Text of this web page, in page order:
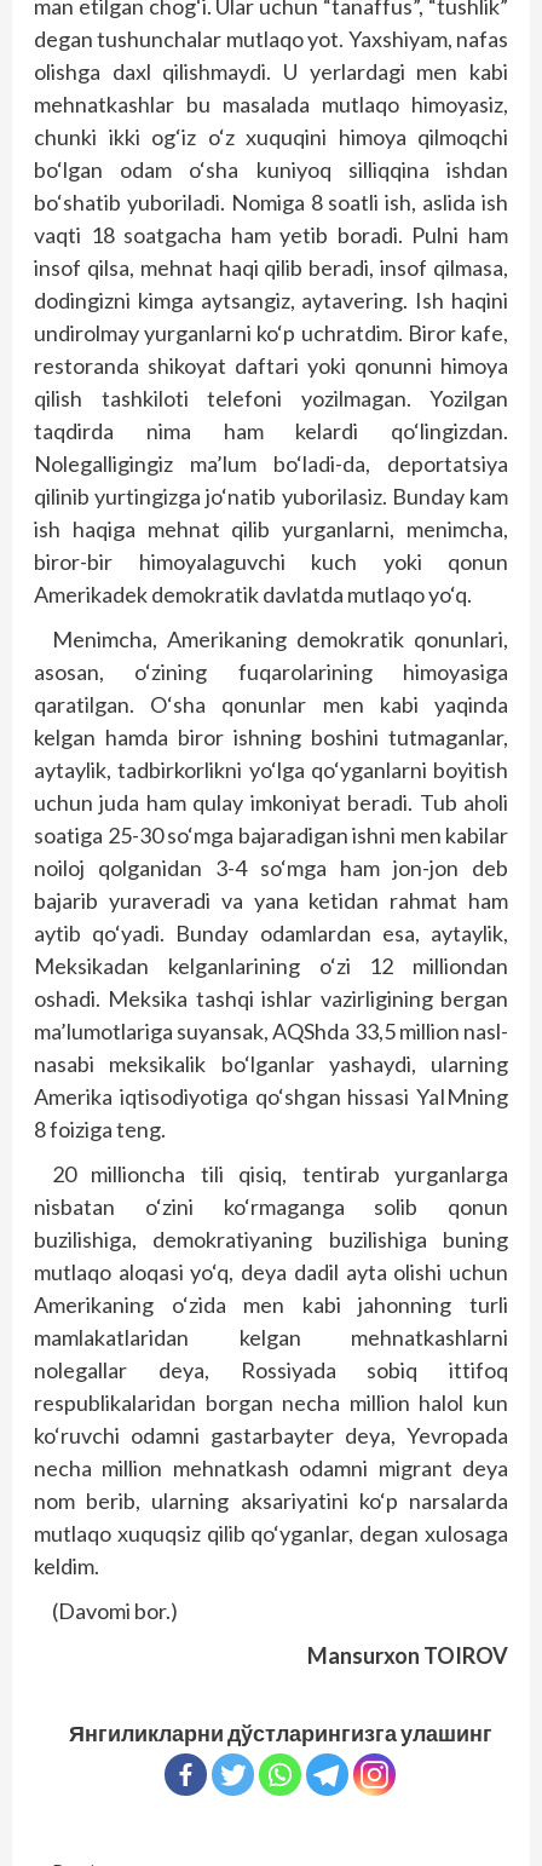
man etilgan chog‘i. Ular uchun “tanaffus”, “tushlik”
degan tushunchalar mutlaqo yot. Yaxshiyam, nafas
olishga daxl qilishmaydi. U yerlardagi men kabi
mehnatkashlar bu masalada mutlaqo himoyasiz,
chunki ikki og‘iz o‘z xuquqini himoya qilmoqchi
bo‘lgan odam o‘sha kuniyoq silliqqina ishdan
bo‘shatib yuboriladi. Nomiga 8 soatli ish, aslida ish
vaqti 18 soatgacha ham yetib boradi. Pulni ham
insof qilsa, mehnat haqi qilib beradi, insof qilmasa,
dodingizni kimga aytsangiz, aytavering. Ish haqini
undirolmay yurganlarni ko‘p uchratdim. Biror kafe,
restoranda shikoyat daftari yoki qonunni himoya
qilish tashkiloti telefoni yozilmagan. Yozilgan
taqdirda nima ham kelardi qo‘lingizdan.
Nolegalligingiz ma’lum bo‘ladi-da, deportatsiya
qilinib yurtingizga jo‘natib yuborilasiz. Bunday kam
ish haqiga mehnat qilib yurganlarni, menimcha,
biror-bir himoyalaguvchi kuch yoki qonun
Amerikadek demokratik davlatda mutlaqo yo‘q.
Menimcha, Amerikaning demokratik qonunlari,
asosan, o‘zining fuqarolarining himoyasiga
qaratilgan. O‘sha qonunlar men kabi yaqinda
kelgan hamda biror ishning boshini tutmaganlar,
aytaylik, tadbirkorlikni yo‘lga qo‘yganlarni boyitish
uchun juda ham qulay imkoniyat beradi. Tub aholi
soatiga 25-30 so‘mga bajaradigan ishni men kabilar
noiloj qolganidan 3-4 so‘mga ham jon-jon deb
bajarib yuraveradi va yana ketidan rahmat ham
aytib qo‘yadi. Bunday odamlardan esa, aytaylik,
Meksikadan kelganlarining o‘zi 12 milliondan
oshadi. Meksika tashqi ishlar vazirligining bergan
ma’lumotlariga suyansak, AQShda 33,5 million nasl-
nasabi meksikalik bo‘lganlar yashaydi, ularning
Amerika iqtisodiyotiga qo‘shgan hissasi YaIMning
8 foiziga teng.
20 millioncha tili qisiq, tentirab yurganlarga
nisbatan o‘zini ko‘rmaganga solib qonun
buzilishiga, demokratiyaning buzilishiga buning
mutlaqo aloqasi yo‘q, deya dadil ayta olishi uchun
Amerikaning o‘zida men kabi jahonning turli
mamlakatlaridan kelgan mehnatkashlarni
nolegallar deya, Rossiyada sobiq ittifoq
respublikalaridan borgan necha million halol kun
ko‘ruvchi odamni gastarbayter deya, Yevropada
necha million mehnatkash odamni migrant deya
nom berib, ularning aksariyatini ko‘p narsalarda
mutlaqo xuquqsiz qilib qo‘yganlar, degan xulosaga
keldim.
(Davomi bor.)
Mansurxon TOIROV
Янгиликларни дўстларингизга улашинг